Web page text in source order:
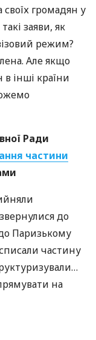
своїх громадян у
заяви, як
режим?
Але якщо
інші країни
Ради
частини
до
Паризькому
частину
на